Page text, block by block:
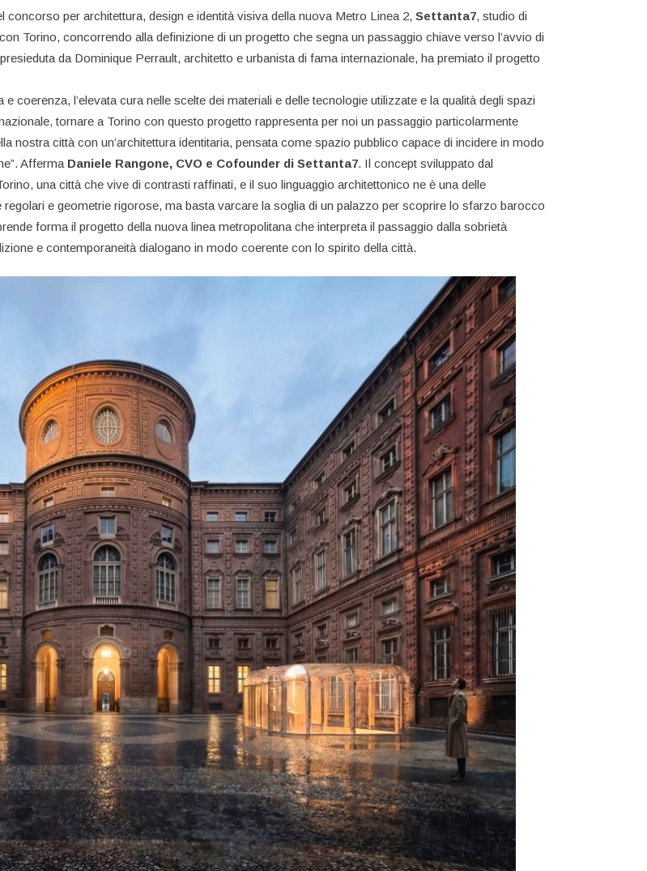
concorso per architettura, design e identità visiva della nuova Metro Linea 2, Settanta7, studio di
Torino, concorrendo alla definizione di un progetto che segna un passaggio chiave verso l’avvio di
da Dominique Perrault, architetto e urbanista di fama internazionale, ha premiato il progetto
coerenza, l’elevata cura nelle scelte dei materiali e delle tecnologie utilizzate e la qualità degli spazi
tornare a Torino con questo progetto rappresenta per noi un passaggio particolarmente
nostra città con un’architettura identitaria, pensata come spazio pubblico capace di incidere in modo
Afferma Daniele Rangone, CVO e Cofounder di Settanta7. Il concept sviluppato dal
una città che vive di contrasti raffinati, e il suo linguaggio architettonico ne è una delle
e geometrie rigorose, ma basta varcare la soglia di un palazzo per scoprire lo sfarzo barocco
forma il progetto della nuova linea metropolitana che interpreta il passaggio dalla sobrietà
e contemporaneità dialogano in modo coerente con lo spirito della città.